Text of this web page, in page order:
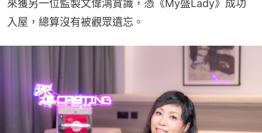
來獲另一位監製文偉鴻賞識，憑《My盛Lady》成功
入屋，總算沒有被觀眾遺忘。